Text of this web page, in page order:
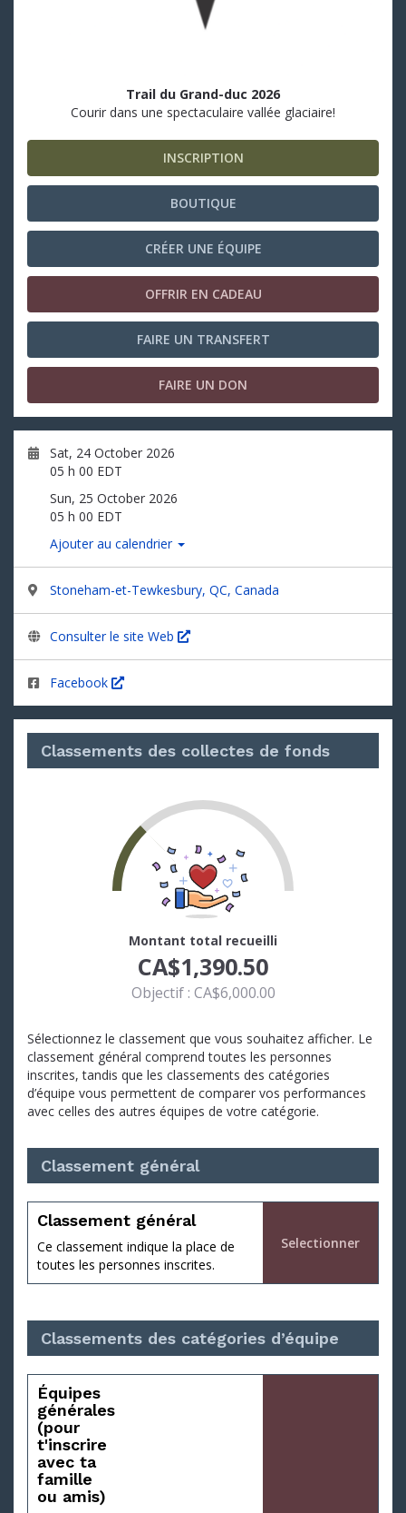
Trail du Grand-duc 2026
Courir dans une spectaculaire vallée glaciaire!
INSCRIPTION
BOUTIQUE
CRÉER UNE ÉQUIPE
OFFRIR EN CADEAU
FAIRE UN TRANSFERT
FAIRE UN DON
Sat, 24 October 2026
05 h 00 EDT
Sun, 25 October 2026
05 h 00 EDT
Ajouter au calendrier
Stoneham-et-Tewkesbury, QC, Canada
Consulter le site Web
Facebook
Classements des collectes de fonds
Objectif
atteint
Montant total recueilli
CA$1,390.50
Objectif : CA$6,000.00
Sélectionnez le classement que vous souhaitez afficher. Le
classement général comprend toutes les personnes
inscrites, tandis que les classements des catégories
d’équipe vous permettent de comparer vos performances
avec celles des autres équipes de votre catégorie.
Classement général
Classement général
Ce classement indique la place de
toutes les personnes inscrites.
Selectionner
Classements des catégories d’équipe
Équipes
générales
(pour
t'inscrire
avec ta
famille
ou amis)